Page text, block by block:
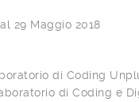
29 Maggio 2018
di Coding
di Coding e